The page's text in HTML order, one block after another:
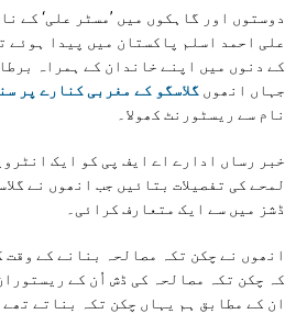
دوستوں اور گاہکوں میں ’مسٹر علی‘ کے
علی احمد اسلم پاکستان میں پیدا ہوئے
کے دنوں میں اپنے خاندان کے ہمراہ
جہاں انھوں گلاسگو کے مغربی کنارے پر
نام سے ریسٹورنٹ کھولا۔
خبر رساں ادارے اے ایف پی کو ایک
لمحے کی تفصیلات بتائیں جب انھوں نے
ڈشز میں سے ایک متعارف کرائی۔
انھوں نے چکن تکہ مصالحہ بنانے کے وقت
کہ چکن تکہ مصالحہ کی ڈش اُن کے
ان کے مطابق ہم یہاں چکن تکہ بناتے